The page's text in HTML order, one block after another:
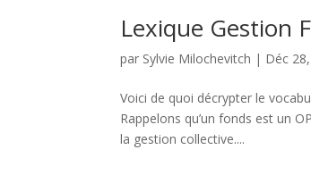
Lexique Gestion
par Sylvie Milochevitch | Déc
Voici de quoi décrypter le
Rappelons qu’un fonds est un
la gestion collective....